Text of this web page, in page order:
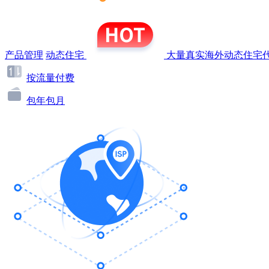
产品管理 动态住宅 大量真实海外动态住宅
按流量付费
包年包月